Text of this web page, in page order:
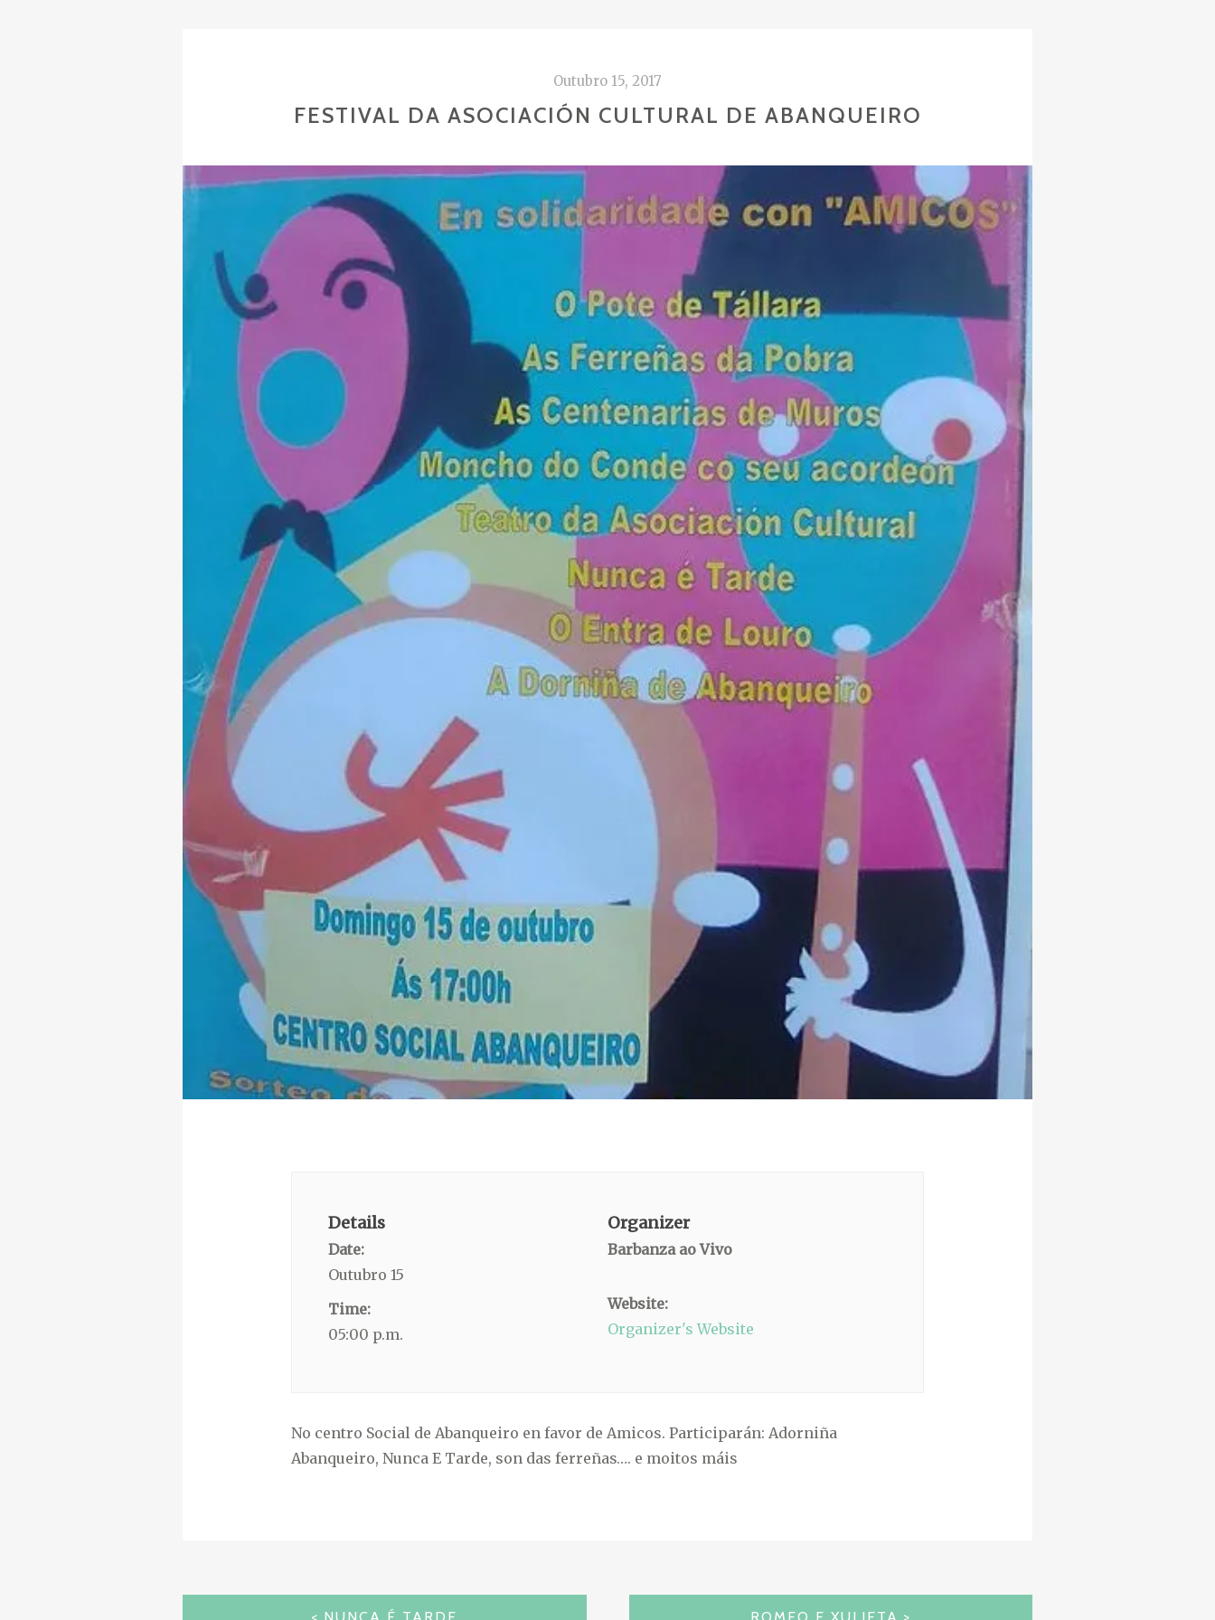
Outubro 15, 2017
FESTIVAL DA ASOCIACIÓN CULTURAL DE ABANQUEIRO
Details
Date:
Outubro 15
Time:
05:00 p.m.
Organizer
Barbanza ao Vivo
Website:
Organizer's Website
No centro Social de Abanqueiro en favor de Amicos. Participarán: Adorniña
Abanqueiro, Nunca E Tarde, son das ferreñas…. e moitos máis
NAVEGACIÓN